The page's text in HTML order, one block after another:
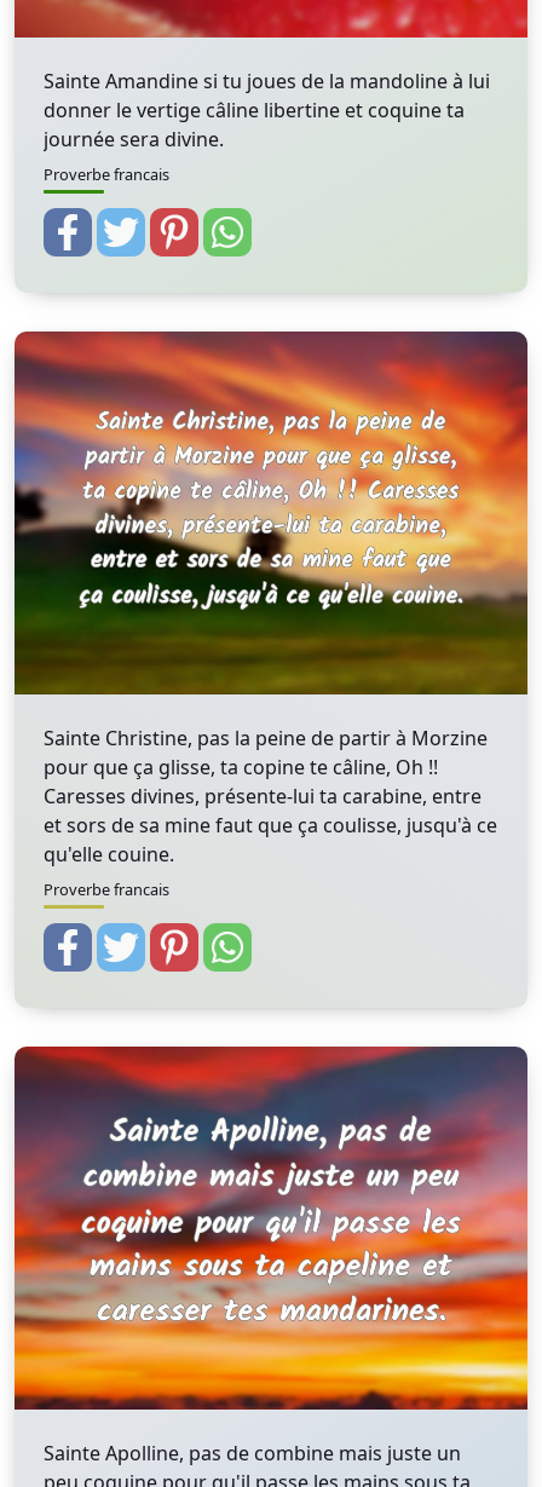
Sainte Amandine si tu joues de la mandoline à lui
donner le vertige câline libertine et coquine ta
journée sera divine.
Proverbe francais
Sainte Christine, pas la peine de partir à Morzine
pour que ça glisse, ta copine te câline, Oh !!
Caresses divines, présente-lui ta carabine, entre
et sors de sa mine faut que ça coulisse, jusqu'à ce
qu'elle couine.
Proverbe francais
Sainte Apolline, pas de combine mais juste un